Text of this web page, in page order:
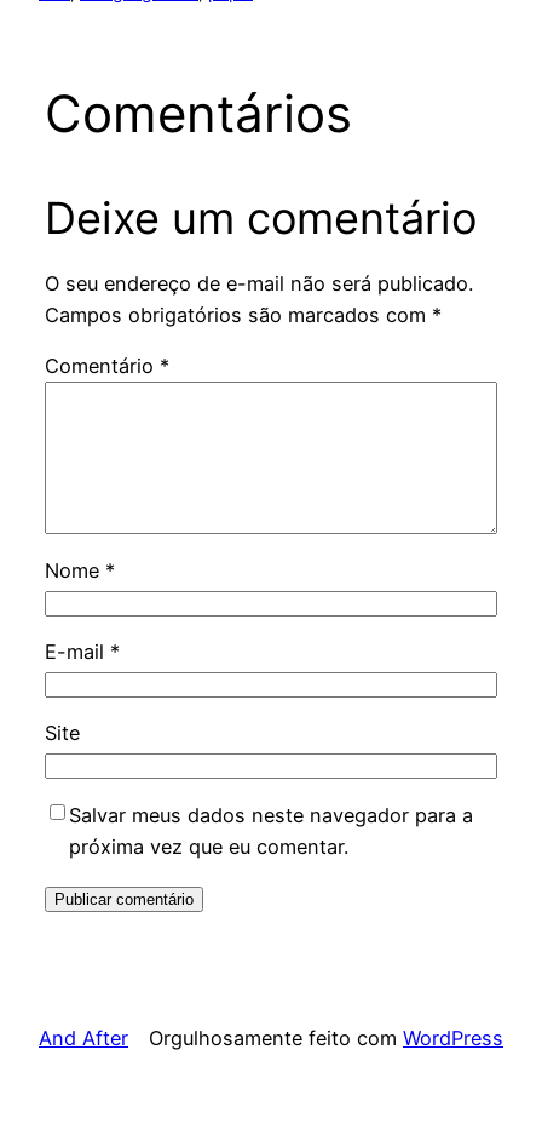
Comentários
Deixe um comentário
O seu endereço de e-mail não será publicado.
Campos obrigatórios são marcados com *
Comentário *
Nome *
E-mail *
Site
Salvar meus dados neste navegador para a
próxima vez que eu comentar.
And After Orgulhosamente feito com WordPress